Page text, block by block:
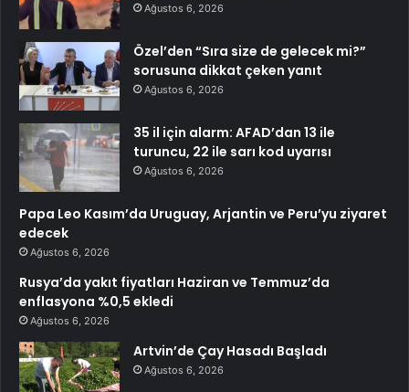
Ağustos 6, 2026
Özel’den “Sıra size de gelecek mi?”
sorusuna dikkat çeken yanıt
Ağustos 6, 2026
35 il için alarm: AFAD’dan 13 ile
turuncu, 22 ile sarı kod uyarısı
Ağustos 6, 2026
Papa Leo Kasım’da Uruguay, Arjantin ve Peru’yu ziyaret
edecek
Ağustos 6, 2026
Rusya’da yakıt fiyatları Haziran ve Temmuz’da
enflasyona %0,5 ekledi
Ağustos 6, 2026
Artvin’de Çay Hasadı Başladı
Ağustos 6, 2026